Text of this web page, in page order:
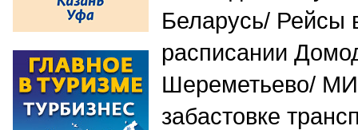
Беларусь/ Рейсы
расписании
Шереметьево/
забастовке